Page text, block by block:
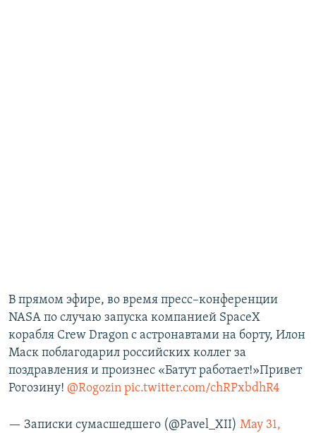
В прямом эфире, во время пресс–конференции
NASA по случаю запуска компанией SpaceX
корабля Crew Dragon с астронавтами на борту, Илон
Маск поблагодарил российских коллег за
поздравления и произнес «Батут работает!»Привет
Рогозину! @Rogozin pic.twitter.com/chRPxbdhR4
— Записки сумасшедшего (@Pavel_XII) May 31,